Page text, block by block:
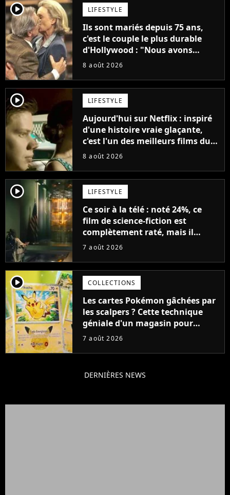
player2 LIFESTYLE
Ils sont mariés depuis 75 ans,
c'est le couple le plus durable
d'Hollywood : "Nous avons
avancé jour après jour, et les
décennies"
8 août 2026
player2 LIFESTYLE
Aujourd'hui sur Netflix : inspiré
d'une histoire vraie glaçante,
c'est l'un des meilleurs films du
21ème siècle
8 août 2026
player2 LIFESTYLE
Ce soir à la télé : noté 24%, ce
film de science-fiction est
complètement raté, mais il
aurait pu être encore pire à
7 août 2026
player2 COLLECTIONS
Les cartes Pokémon gâchées par
les scalpers ? Cette technique
géniale d'un magasin pour
ruiner les revendeurs
7 août 2026
DERNIÈRES NEWS